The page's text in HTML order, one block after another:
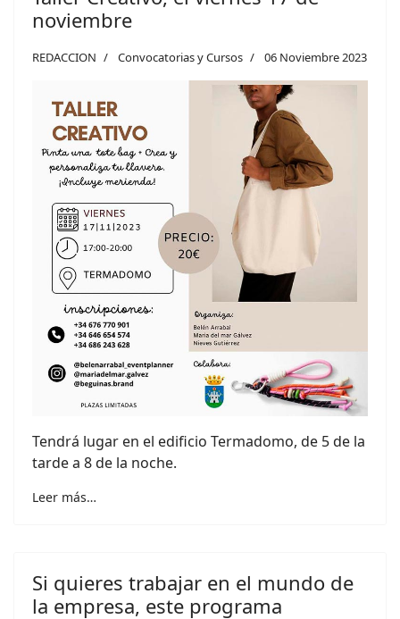
noviembre
REDACCION Convocatorias y Cursos 06 Noviembre 2023
Tendrá lugar en el edificio Termadomo, de 5 de la
tarde a 8 de la noche.
Leer más…
Si quieres trabajar en el mundo de
la empresa, este programa